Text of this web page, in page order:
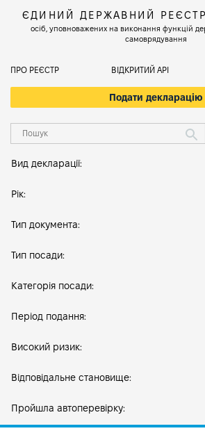
ЄДИНИЙ ДЕРЖАВНИЙ РЕЄСТР
осіб, уповноважених на виконання функцій
самоврядування
ПРО РЕЄСТР ВІДКРИТИЙ АРІ
Подати декларацію
Вид декларації:
Рік:
Тип документа:
Тип посади:
Категорія посади:
Період подання:
Високий ризик:
Відповідальне становище:
Пройшла автоперевірку: